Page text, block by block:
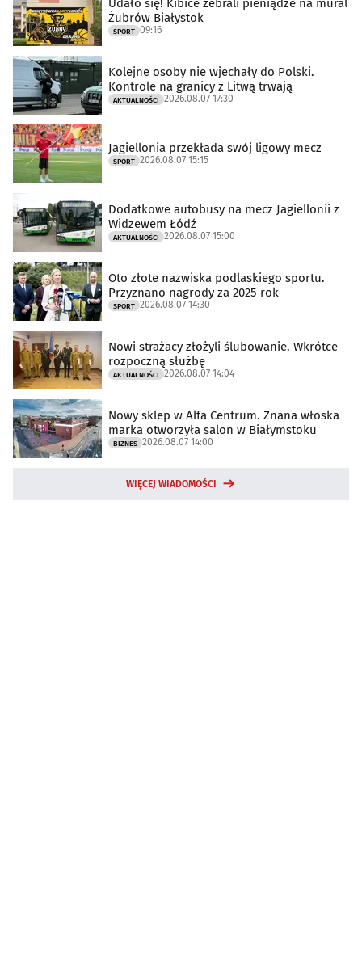
Udało się! Kibice zebrali pieniądze na mural
Żubrów Białystok
SPORT 09:16
Kolejne osoby nie wjechały do Polski.
Kontrole na granicy z Litwą trwają
AKTUALNOŚCI 2026.08.07 17:30
Jagiellonia przekłada swój ligowy mecz
SPORT 2026.08.07 15:15
Dodatkowe autobusy na mecz Jagiellonii z
Widzewem Łódź
AKTUALNOŚCI 2026.08.07 15:00
Oto złote nazwiska podlaskiego sportu.
Przyznano nagrody za 2025 rok
SPORT 2026.08.07 14:30
Nowi strażacy złożyli ślubowanie. Wkrótce
rozpoczną służbę
AKTUALNOŚCI 2026.08.07 14:04
Nowy sklep w Alfa Centrum. Znana włoska
marka otworzyła salon w Białymstoku
BIZNES 2026.08.07 14:00
WIĘCEJ WIADOMOŚCI